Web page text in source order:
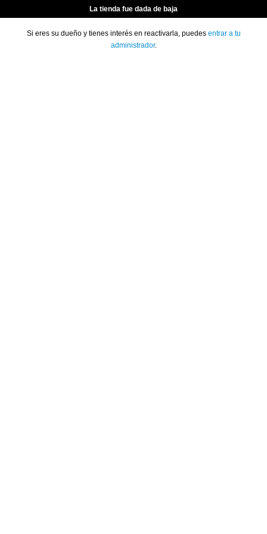
La tienda fue dada de baja
Si eres su dueño y tienes interés en reactivarla, puedes entrar a tu
administrador.